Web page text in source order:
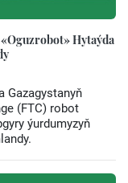
Hytaýda
Gazagystanyň
(FTC) robot
ýurdumyzyň